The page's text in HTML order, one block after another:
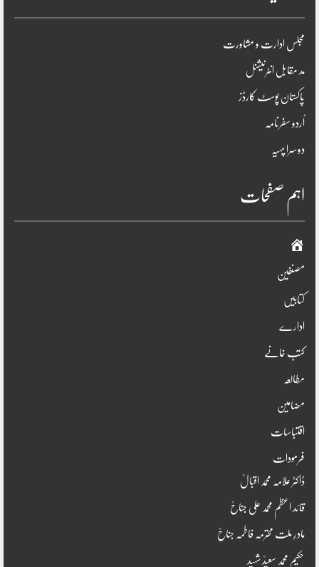
مجلس ادارت و مشاورت
مد مقابل انٹرنیشنل
پاکستان پوسٹ کارڈز
اُردو سفرنامہ
دوسرا پہیہ
اہم صفحات
صفحہ
اوّل
مصنفین
کتابیں
ادارے
کتب خانے
مطالعہ
مضامین
اقتباسات
فرمودات
ڈاکٹر علامہ محمد اقبالؒ
قائد اعظم محمد علی جناحؒ
مادرِ ملت محترمہ فاطمہ جناحؒ
حکیم محمد سعیدؒ شہید